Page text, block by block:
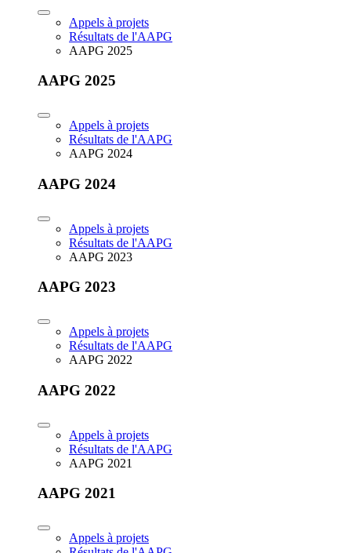
Appels à projets
Résultats de l'AAPG
AAPG 2025
AAPG 2025
Appels à projets
Résultats de l'AAPG
AAPG 2024
AAPG 2024
Appels à projets
Résultats de l'AAPG
AAPG 2023
AAPG 2023
Appels à projets
Résultats de l'AAPG
AAPG 2022
AAPG 2022
Appels à projets
Résultats de l'AAPG
AAPG 2021
AAPG 2021
Appels à projets